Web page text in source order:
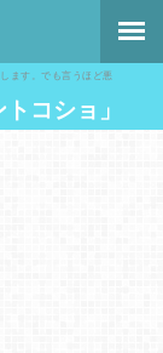
ます。でも言うほど悪
コショ」